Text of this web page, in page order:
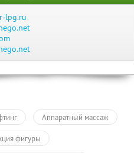
lpg.ru
Аппаратный массаж
фигуры